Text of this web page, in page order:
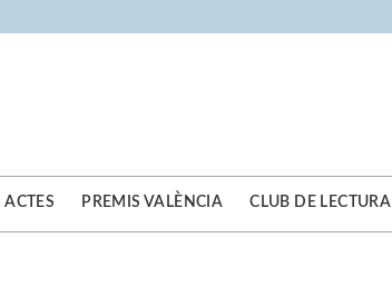
ACTES PREMIS VALÈNCIA CLUB DE LECTURA